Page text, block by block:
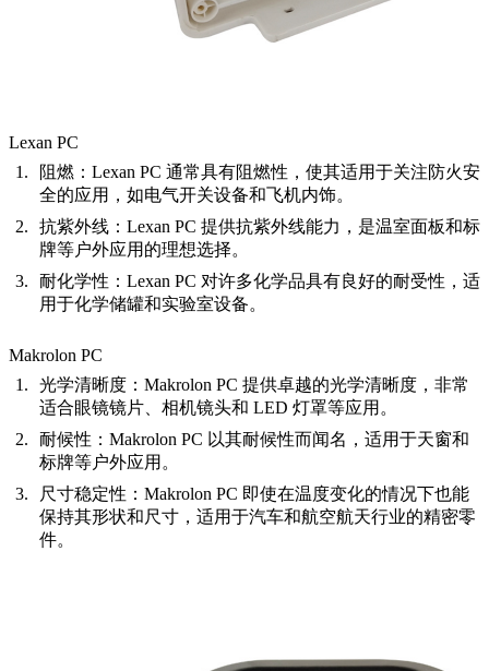
Lexan PC
阻燃 ：Lexan PC 通常具有阻燃性，使其适用于关注防火安
全的应用，如电气开关设备和飞机内饰。
抗紫外线 ：Lexan PC 提供抗紫外线能力，是温室面板和标
牌等户外应用的理想选择。
耐化学性 ：Lexan PC 对许多化学品具有良好的耐受性，适
用于化学储罐和实验室设备。
Makrolon PC
光学清晰度 ：Makrolon PC 提供卓越的光学清晰度，非常
适合眼镜镜片、相机镜头和 LED 灯罩等应用。
耐候性 ：Makrolon PC 以其耐候性而闻名，适用于天窗和
标牌等户外应用。
尺寸稳定性 ：Makrolon PC 即使在温度变化的情况下也能
保持其形状和尺寸，适用于汽车和航空航天行业的精密零
件。